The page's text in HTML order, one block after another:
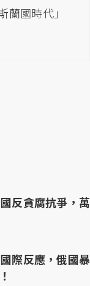
國時代」
反貪腐抗爭，萬
際反應，俄國暴